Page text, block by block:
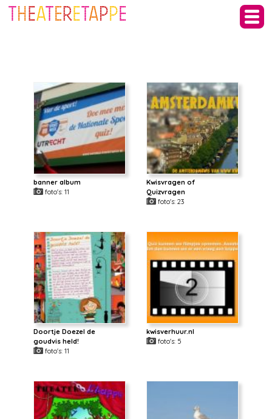
banner album
foto's: 11
Kwisvragen of
Quizvragen
foto's: 23
Doortje Doezel de
goudvis held!
foto's: 11
kwisverhuur.nl
foto's: 5